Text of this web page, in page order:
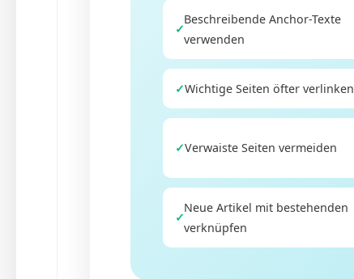
✓
Beschreibende Anchor-Texte
verwenden
✓Wichtige Seiten öfter verlinken
✓Verwaiste Seiten vermeiden
✓
Neue Artikel mit bestehenden
verknüpfen